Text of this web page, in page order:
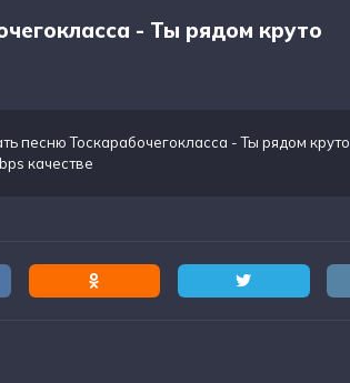
- Ты рядом круто
песню Тоскарабочегокласса - Ты рядом круто
качестве